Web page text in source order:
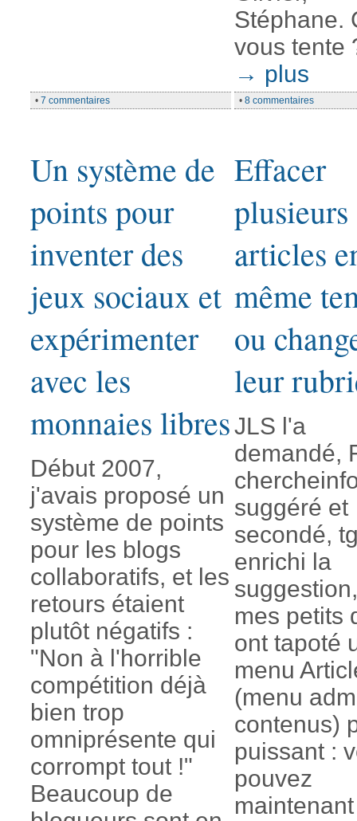
Stéphane.
vous tente
→ plus
• 7 commentaires • 8 commentaires
Un système de
points pour
inventer des
jeux sociaux et
expérimenter
avec les
monnaies libres
Début 2007,
j'avais proposé un
système de points
pour les blogs
collaboratifs, et les
retours étaient
plutôt négatifs :
"Non à l'horrible
compétition déjà
bien trop
omniprésente qui
corrompt tout !"
Beaucoup de
Effacer
plusieurs
articles
même
ou
leur
JLS l'a
demandé,
suggéré et
secondé,
enrichi la
mes petits
ont tapoté
menu
(menu
contenus)
puissant :
pouvez
maintenant